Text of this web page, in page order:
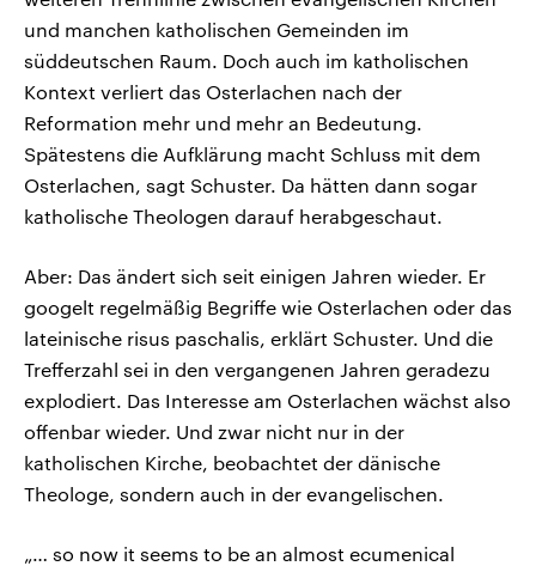
und manchen katholischen Gemeinden im
süddeutschen Raum. Doch auch im katholischen
Kontext verliert das Osterlachen nach der
Reformation mehr und mehr an Bedeutung.
Spätestens die Aufklärung macht Schluss mit dem
Osterlachen, sagt Schuster. Da hätten dann sogar
katholische Theologen darauf herabgeschaut.
Aber: Das ändert sich seit einigen Jahren wieder. Er
googelt regelmäßig Begriffe wie Osterlachen oder das
lateinische risus paschalis, erklärt Schuster. Und die
Trefferzahl sei in den vergangenen Jahren geradezu
explodiert. Das Interesse am Osterlachen wächst also
offenbar wieder. Und zwar nicht nur in der
katholischen Kirche, beobachtet der dänische
Theologe, sondern auch in der evangelischen.
„… so now it seems to be an almost ecumenical